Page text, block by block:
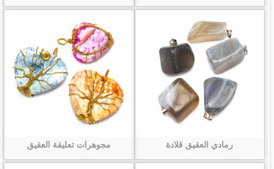
مجوهرات تعليقة العقيق رمادي العقيق قلادة